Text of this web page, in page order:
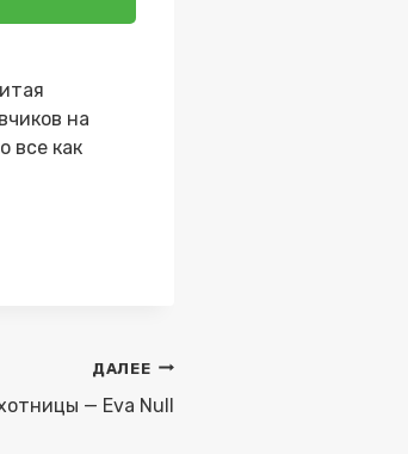
на
все как
ДАЛЕЕ
— Eva Null